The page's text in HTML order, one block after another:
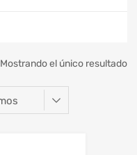
Mostrando el único resultado